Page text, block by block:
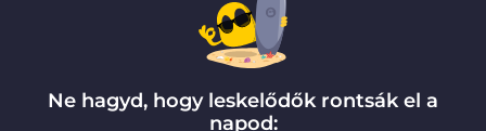
Ne hagyd, hogy leskelődők rontsák el a
napod: